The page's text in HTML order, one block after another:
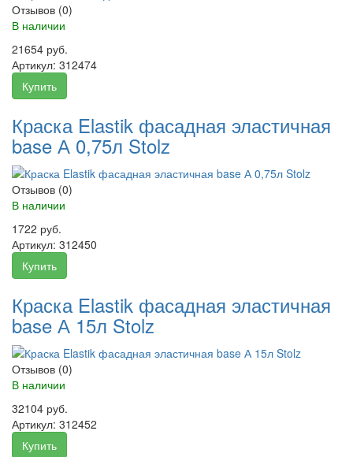
Отзывов (0)
В наличии
21654 руб.
Артикул: 312474
Купить
Краска Elastik фасадная эластичная
base А 0,75л Stolz
Отзывов (0)
В наличии
1722 руб.
Артикул: 312450
Купить
Краска Elastik фасадная эластичная
base А 15л Stolz
Отзывов (0)
В наличии
32104 руб.
Артикул: 312452
Купить